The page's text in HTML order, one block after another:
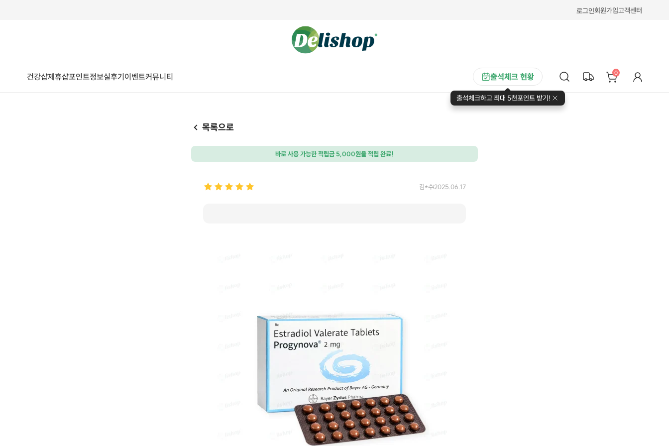
로그인회원가입고객센터
출석체크 현황
출석체크하고 최대 5천포인트 받기!
0
건강샵제휴샵포인트정보실후기이벤트커뮤니티
목록으로
바로 사용 가능한 적립금 5,000원을 적립 완료!
김*수2025.06.17